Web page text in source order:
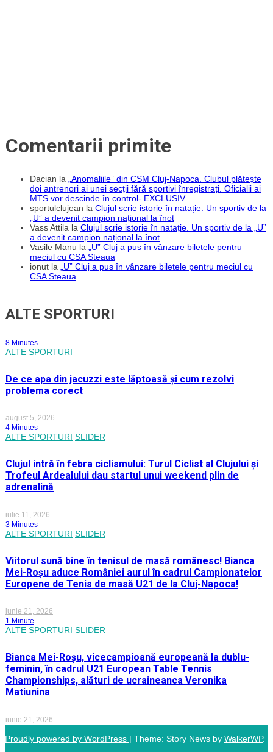
citit
presa
marii
portari
îl
apără”
Comentarii primite
Dacian la
„Anomaliile” din CSM Cluj-Napoca. Clubul plătește
doi antrenori ai unei secții fără sportivi înregistrați. Oficialii ai
MTS vor descinde în control- EXCLUSIV
sportulclujean la Clujul scrie istorie în natație. Un sportiv de la
„U” a devenit campion național la înot
Vass Attila la Clujul scrie istorie în natație. Un sportiv de la „U”
a devenit campion național la înot
Vasile Manu la
„U” Cluj a pus în vânzare biletele pentru
meciul cu CSA Steaua
ionut la
„U” Cluj a pus în vânzare biletele pentru meciul cu
CSA Steaua
ALTE SPORTURI
8 Minutes
ALTE SPORTURI
De ce apa din jacuzzi este lăptoasă și cum rezolvi
problema corect
august 5, 2026
4 Minutes
ALTE SPORTURI SLIDER
Clujul intră în febra ciclismului: Turul Ciclist al Clujului și
Trofeul Ardealului dau startul unui weekend plin de
adrenalină
iulie 11, 2026
3 Minutes
ALTE SPORTURI SLIDER
Viitorul sună bine în tenisul de masă românesc! Bianca
Mei-Roșu aduce României aurul în cadrul Campionatelor
Europene de Tenis de masă U21 de la Cluj-Napoca!
iunie 21, 2026
1 Minute
ALTE SPORTURI SLIDER
Bianca Mei-Roșu, vicecampioană europeană la dublu-
feminin, în cadrul U21 European Table Tennis
Championships, alături de ucraineanca Veronika
Matiunina
iunie 21, 2026
Proudly powered by WordPress | Theme: Story News by WalkerWP.